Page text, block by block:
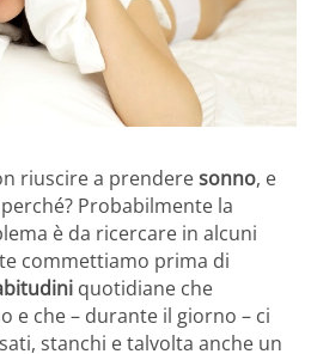
riuscire a prenderesonno, e
Probabilmente la
è da ricercare in alcuni
commettiamo prima di
quotidiane che
e che – durante il giorno – ci
stanchi e talvolta anche un